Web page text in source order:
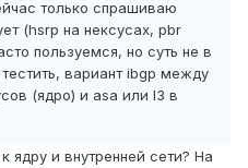
только спрашиваю
(hsrp на нексусах, pbr
пользуемся, но суть не в
вариант ibgp между
(ядро) и asa или l3 в
ядру и внутренней сети? На